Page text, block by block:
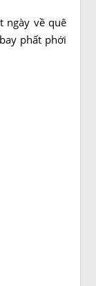
về quê
phất phới